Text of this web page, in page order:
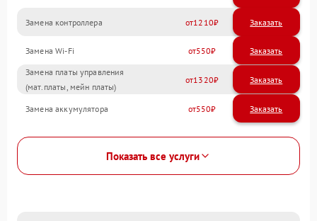
Замена контроллера 1210
Замена Wi-Fi 550
Замена платы управления
(мат.платы, мейн платы)
1320
Замена аккумулятора 550
Показать все услуги